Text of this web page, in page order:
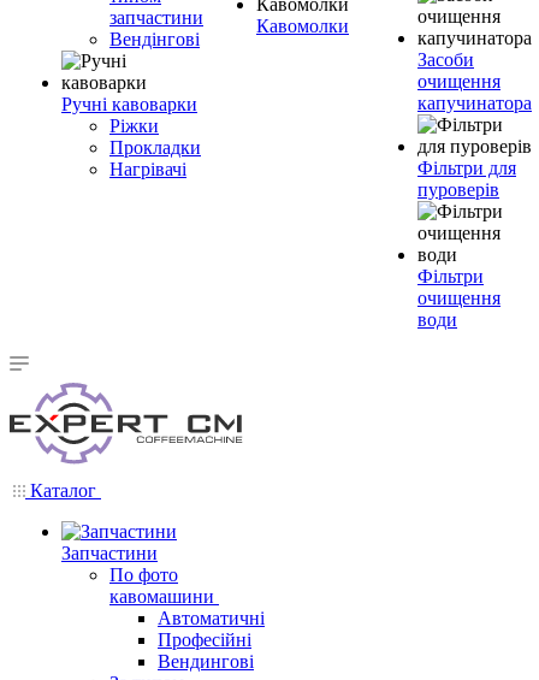
запчастини
Вендінгові
Ручні кавоварки
Ріжки
Прокладки
Нагрівачі
Кавомолки
Засоби
очищення
капучинатора
Фільтри для
пуроверів
Фільтри
очищення
води
Каталог
Запчастини
По фото
кавомашини
Автоматичні
Професійні
Вендингові